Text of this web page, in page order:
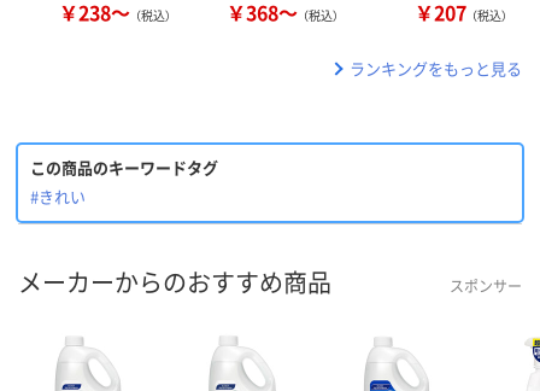
￥238～ （税込） ￥368～ （税込） ￥207 （税込）
ランキングをもっと見る
この商品のキーワードタグ
#きれい
メーカーからのおすすめ商品 スポンサー